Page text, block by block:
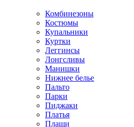
Комбинезоны
Костюмы
Купальники
Куртки
Леггинсы
Лонгсливы
Манишки
Нижнее белье
Пальто
Парки
Пиджаки
Платья
Плащи